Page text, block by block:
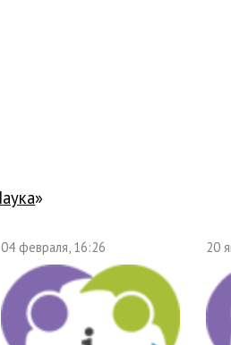
наука»
04 февраля, 16:26 20